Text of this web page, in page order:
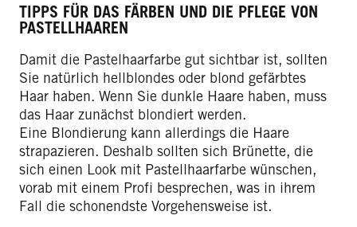
TIPPS FÜR DAS FÄRBEN UND DIE PFLEGE VON
PASTELLHAAREN
Damit die Pastelhaarfarbe gut sichtbar ist, sollten
Sie natürlich hellblondes oder blond gefärbtes
Haar haben. Wenn Sie dunkle Haare haben, muss
das Haar zunächst blondiert werden.
Eine Blondierung kann allerdings die Haare
strapazieren. Deshalb sollten sich Brünette, die
sich einen Look mit Pastellhaarfarbe wünschen,
vorab mit einem Profi besprechen, was in ihrem
Fall die schonendste Vorgehensweise ist.